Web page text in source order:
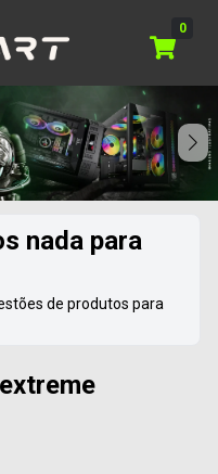
0
nada para
de produtos para